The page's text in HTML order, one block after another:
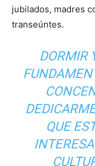
jubilados, madres
transeúntes.
DORMIR
QUE